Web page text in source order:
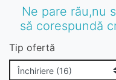
Ne pare rău,nu
să corespundă
Tip ofertă